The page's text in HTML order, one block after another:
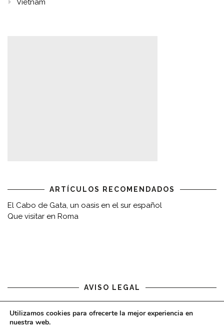
Vietnam
ARTÍCULOS RECOMENDADOS
El Cabo de Gata, un oasis en el sur español
Que visitar en Roma
AVISO LEGAL
Aviso legal
Utilizamos cookies para ofrecerte la mejor experiencia en
nuestra web.